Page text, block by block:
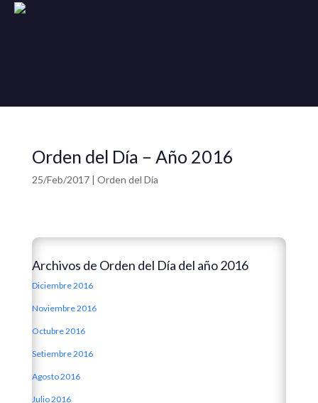
Orden del Día – Año 2016
25/Feb/2017| Orden del Día
Archivos de Orden del Día del año 2016
Diciembre 2016
Noviembre 2016
Octubre 2016
Setiembre 2016
Agosto 2016
Julio 2016